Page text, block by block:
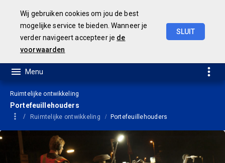
Wij gebruiken cookies om jou de best
mogelijke service te bieden. Wanneer je
verder navigeert accepteer je de
voorwaarden
SLUIT
Ruimtelijke ontwikkeling
Portefeuillehouders
Ruimtelijke ontwikkeling Portefeuillehouders